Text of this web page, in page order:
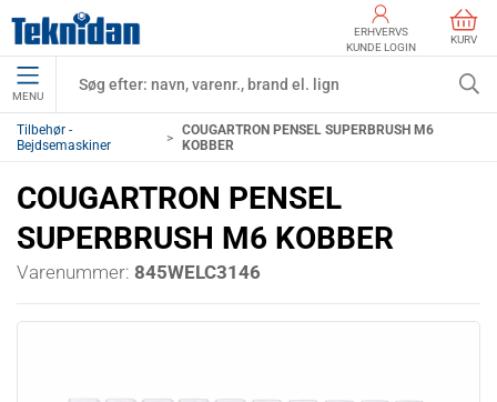
ERHVERVS
KUNDE LOGIN
KURV
MENU
Tilbehør -
Bejdsemaskiner
COUGARTRON PENSEL SUPERBRUSH M6
KOBBER
COUGARTRON PENSEL
SUPERBRUSH M6 KOBBER
Varenummer: 845WELC3146